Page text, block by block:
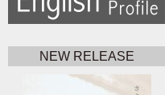
NEW RELEASE